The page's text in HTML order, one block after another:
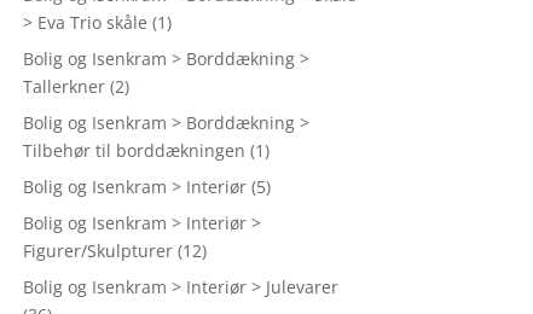
> Eva Trio skåle (1)
Bolig og Isenkram > Borddækning >
Tallerkner (2)
Bolig og Isenkram > Borddækning >
Tilbehør til borddækningen (1)
Bolig og Isenkram > Interiør (5)
Bolig og Isenkram > Interiør >
Figurer/Skulpturer (12)
Bolig og Isenkram > Interiør > Julevarer